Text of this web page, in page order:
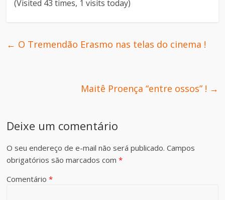
(Visited 43 times, 1 visits today)
← O Tremendão Erasmo nas telas do cinema !
Maitê Proença “entre ossos” ! →
Deixe um comentário
O seu endereço de e-mail não será publicado. Campos
obrigatórios são marcados com*
Comentário*